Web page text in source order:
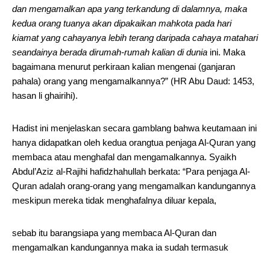
dan mengamalkan apa yang terkandung di dalamnya, maka
kedua orang tuanya akan dipakaikan mahkota pada hari
kiamat yang cahayanya lebih terang daripada cahaya matahari
seandainya berada dirumah-rumah kalian di dunia ini. Maka
bagaimana menurut perkiraan kalian mengenai (ganjaran
pahala) orang yang mengamalkannya?” (HR Abu Daud: 1453,
hasan li ghairihi).
Hadist ini menjelaskan secara gamblang bahwa keutamaan ini
hanya didapatkan oleh kedua orangtua penjaga Al-Quran yang
membaca atau menghafal dan mengamalkannya. Syaikh
Abdul’Aziz al-Rajihi hafidzhahullah berkata: “Para penjaga Al-
Quran adalah orang-orang yang mengamalkan kandungannya
meskipun mereka tidak menghafalnya diluar kepala,
sebab itu barangsiapa yang membaca Al-Quran dan
mengamalkan kandungannya maka ia sudah termasuk